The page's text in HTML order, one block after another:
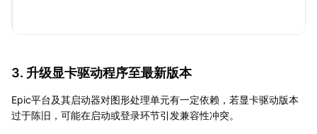
3. 升级显卡驱动程序至最新版本
Epic平台及其启动器对图形处理单元有一定依赖，若显卡驱动版本
过于陈旧，可能在启动或登录环节引发兼容性冲突。